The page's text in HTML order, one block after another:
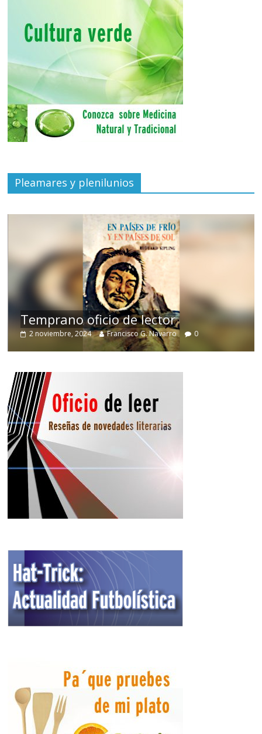
Pleamares y plenilunios
Temprano oficio de lector
2 noviembre, 2024 Francisco G. Navarro 0